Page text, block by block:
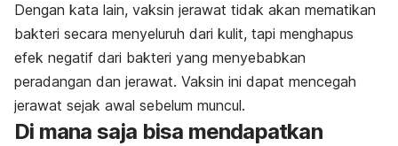
Dengan kata lain, vaksin jerawat tidak akan mematikan
bakteri secara menyeluruh dari kulit, tapi menghapus
efek negatif dari bakteri yang menyebabkan
peradangan dan jerawat. Vaksin ini dapat mencegah
jerawat sejak awal sebelum muncul.
Di mana saja bisa mendapatkan